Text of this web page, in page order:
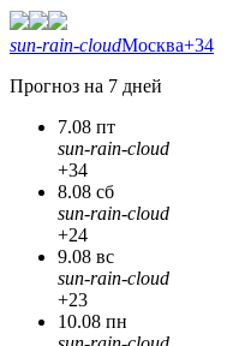
sun-rain-cloudМосква+34
Прогноз на 7 дней
7.08 пт
sun-rain-cloud
+34
8.08 сб
sun-rain-cloud
+24
9.08 вс
sun-rain-cloud
+23
10.08 пн